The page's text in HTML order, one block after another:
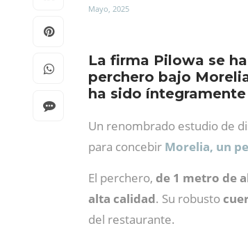
Mayo, 2025
La firma Pilowa se
perchero bajo
ha sido
Un renombrado estudio de
para concebir Morelia, un
El perchero, de 1 metro de
alta calidad. Su robusto
del restaurante.